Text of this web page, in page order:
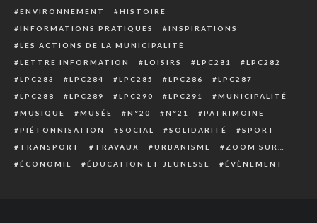
ENVIRONNEMENT
HISTOIRE
INFORMATIONS PRATIQUES
INSPIRATIONS
LES ACTIONS DE LA MUNICIPALITÉ
LETTRE INFORMATION
LOISIRS LPC281
LPC282
LPC283
LPC284 LPC285 LPC286
LPC287
LPC288
LPC289 LPC290 LPC291
MUNICIPALITÉ
MUSIQUE
MUSÉE N°20 N°21
PATRIMOINE
PIÉTONNISATION
SOCIAL SOLIDARITÉ
SPORT
TRANSPORT
TRAVAUX URBANISME
ZOOM SUR…
ÉCONOMIE
ÉDUCATION ET JEUNESSE ÉVÈNEMENT